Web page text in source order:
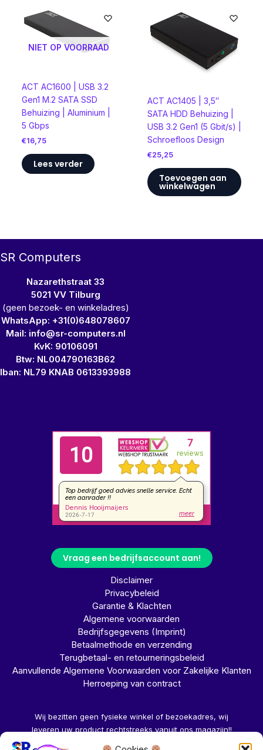
NIET OP VOORRAAD
ACT AC1600 | USB 3.2
Gen1 M.2 SATA SSD
Behuizing | Aluminium |
5 Gbps
€16,75
Lees verder
ACT AC1405 | 3,5″
SATA HDD Behuizing |
USB 3.2 Gen1 (5 Gbit/s) |
Schroefloos Design
€25,25
Toevoegen aan
winkelwagen
SR Computers
Nazarethstraat 33
5021 VV Tilburg
(geen bezoek- en winkeladres)
WhatsApp: +31(0)648078607
Mail: info@sr-computers.nl
KvK: 90106091
Btw: NL004790163B62
Iban: NL79 KNAB 0613393988
Vraag een bedrijfsaccount aan!
Disclaimer
Privacybeleid
Garantie & Klachten
Algemene voorwaarden
Bedrijfsgegevens (Imprint)
Betaalmethode en verzending
Terugbetaal- en retourneringsbeleid
Aanvullende Algemene Voorwaarden voor Zakelijke Klanten
Herroeping van contract
Wij bezitten geen fysieke winkel of bezoekadres, wij
leveren uw product rechtstreeks vanuit ons magazijn!!